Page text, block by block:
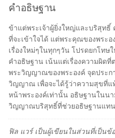
คำอธิษฐาน
ข้าแต่พระเจ้าผู้ยิ่งใหญ่และบริสุทธิ์
ที่จะเข้าใจได้ แต่พระคุณของพระอ
เรื่องใหม่ๆในทุกๆวัน โปรดยกโทษ
คำอธิษฐาน เน้นแต่เรื่องความผิดที่
พระวิญญาณของพระองค์ จุดประก
วิญญาณ เพื่อจะได้รู้ว่าความสุขที่แ
หน้าพระองค์เท่านั้น อธิษฐานในนา
วิญญาณบริสุทธิ์ที่ช่วยอธิษฐานแทน
ฟิล แวร์ เป็นผู้เขียนในส่วนที่เป็น